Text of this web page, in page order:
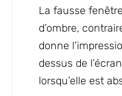
La fausse
d’ombre,
donne
dessus de
lorsqu’elle est